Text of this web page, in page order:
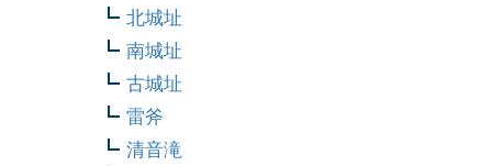
北城址
南城址
古城址
雷斧
清音滝